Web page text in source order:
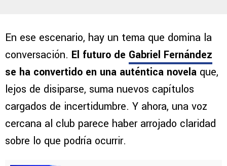
En ese escenario, hay un tema que domina la
conversación. El futuro de Gabriel Fernández
se ha convertido en una auténtica novela que,
lejos de disiparse, suma nuevos capítulos
cargados de incertidumbre. Y ahora, una voz
cercana al club parece haber arrojado claridad
sobre lo que podría ocurrir.